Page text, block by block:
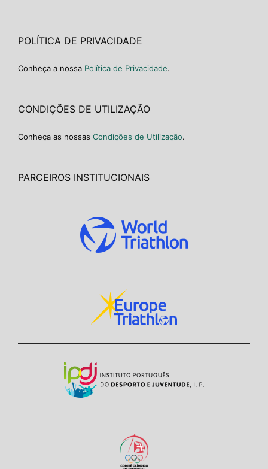
POLÍTICA DE PRIVACIDADE
Conheça a nossa Política de Privacidade.
CONDIÇÕES DE UTILIZAÇÃO
Conheça as nossas Condições de Utilização.
PARCEIROS INSTITUCIONAIS